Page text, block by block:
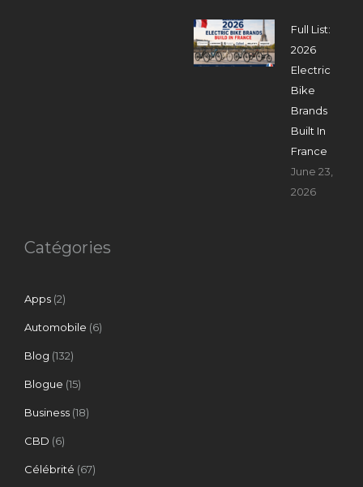
Full List:
2026
Electric
Bike
Brands
Built In
France
June 23,
2026
Catégories
Apps (2)
Automobile (6)
Blog (132)
Blogue (15)
Business (18)
CBD (6)
Célébrité (67)